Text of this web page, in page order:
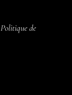
Politique de